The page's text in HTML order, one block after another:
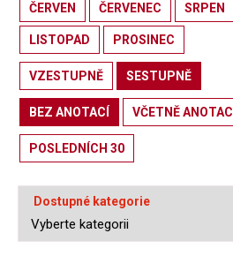
ČERVEN ČERVENEC SRPEN
LISTOPAD PROSINEC
VZESTUPNĚ SESTUPNĚ
BEZ ANOTACÍ VČETNĚ ANOTACÍ
POSLEDNÍCH 30
Dostupné kategorie